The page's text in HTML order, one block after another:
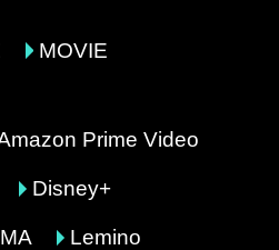
MOVIE
Prime Video
Disney+
Lemino